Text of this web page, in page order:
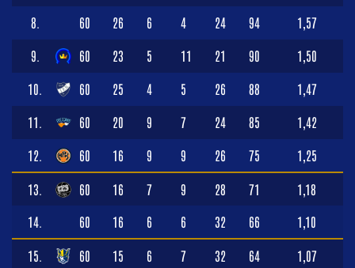
8. 60 26 6 4 24 94 1,57
9. 60 23 5 11 21 90 1,50
10. 60 25 4 5 26 88 1,47
11. 60 20 9 7 24 85 1,42
12. 60 16 9 9 26 75 1,25
13. 60 16 7 9 28 71 1,18
14. 60 16 6 6 32 66 1,10
15. 60 15 6 7 32 64 1,07